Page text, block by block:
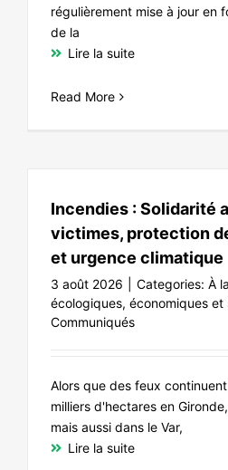
régulièrement mise à jour en
de la
Lire la suite
Read More
Incendies : Solidarité
victimes, protection
et urgence climatique
3 août 2026 Categories: À
écologiques, économiques et
Communiqués
Alors que des feux
milliers d'hectares en
mais aussi dans le Var,
Lire la suite